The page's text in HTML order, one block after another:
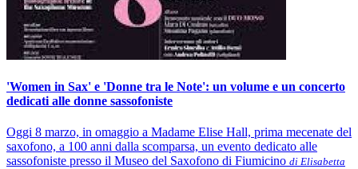
'Women in Sax' e 'Donne tra le Note': un volume e un concerto
dedicati alle donne sassofoniste
Oggi 8 marzo, in omaggio a Madame Elise Hall, prima mecenate del
saxofono, a 100 anni dalla scomparsa, un evento dedicato alle
sassofoniste presso il Museo del Saxofono di Fiumicino di Elisabetta